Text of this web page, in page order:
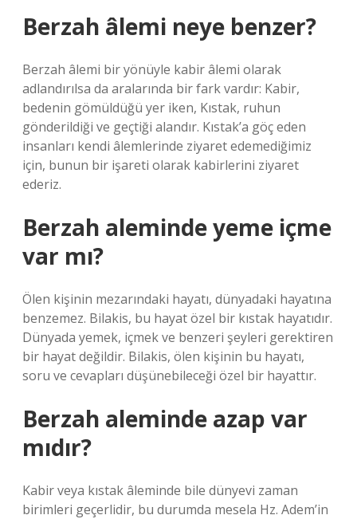
Berzah âlemi neye benzer?
Berzah âlemi bir yönüyle kabir âlemi olarak
adlandırılsa da aralarında bir fark vardır: Kabir,
bedenin gömüldüğü yer iken, Kıstak, ruhun
gönderildiği ve geçtiği alandır. Kıstak’a göç eden
insanları kendi âlemlerinde ziyaret edemediğimiz
için, bunun bir işareti olarak kabirlerini ziyaret
ederiz.
Berzah aleminde yeme içme
var mı?
Ölen kişinin mezarındaki hayatı, dünyadaki hayatına
benzemez. Bilakis, bu hayat özel bir kıstak hayatıdır.
Dünyada yemek, içmek ve benzeri şeyleri gerektiren
bir hayat değildir. Bilakis, ölen kişinin bu hayatı,
soru ve cevapları düşünebileceği özel bir hayattır.
Berzah aleminde azap var
mıdır?
Kabir veya kıstak âleminde bile dünyevi zaman
birimleri geçerlidir, bu durumda mesela Hz. Adem’in